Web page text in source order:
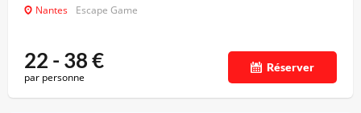
Nantes Escape Game
22 - 38€
par personne
Réserver